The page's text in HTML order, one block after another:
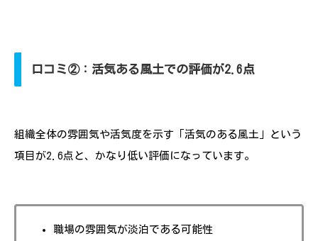
口コミ②：活気ある風土での評価が2.6点
組織全体の雰囲気や活気度を示す「活気のある風土」という
項目が2.6点と、かなり低い評価になっています。
職場の雰囲気が淡泊である可能性